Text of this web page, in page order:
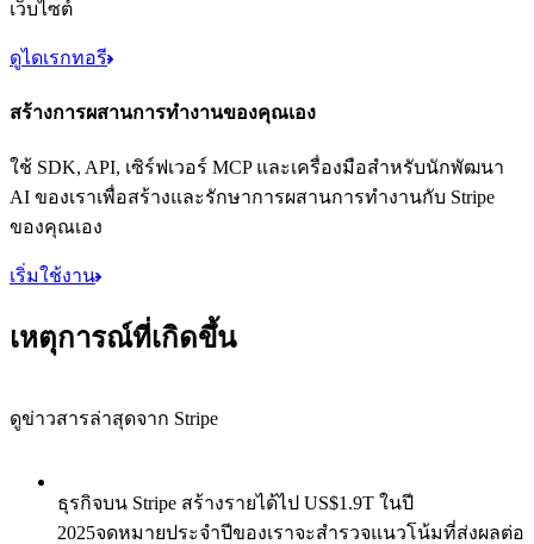
เว็บไซต์
ดูไดเรกทอรี
สร้างการผสานการทํางานของคุณเอง
ใช้ SDK, API, เซิร์ฟเวอร์ MCP และเครื่องมือสำหรับนักพัฒนา
AI ของเราเพื่อสร้างและรักษาการผสานการทำงานกับ Stripe
ของคุณเอง
เริ่มใช้งาน
เหตุการณ์ที่เกิดขึ้น
ดูข่าวสารล่าสุดจาก Stripe
ธุรกิจบน Stripe สร้างรายได้ไป US$1.9T ในปี
2025จดหมายประจำปีของเราจะสำรวจแนวโน้มที่ส่งผลต่อ